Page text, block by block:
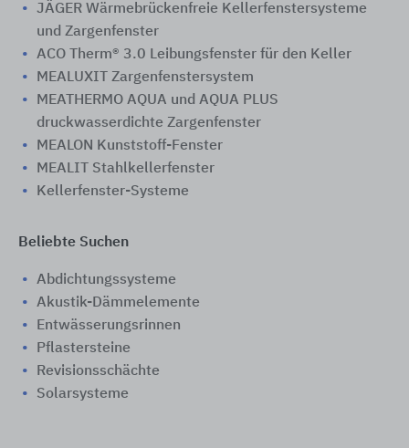
JÄGER Wärmebrückenfreie Kellerfenstersysteme
und Zargenfenster
ACO Therm® 3.0 Leibungsfenster für den Keller
MEALUXIT Zargenfenstersystem
MEATHERMO AQUA und AQUA PLUS
druckwasserdichte Zargenfenster
MEALON Kunststoff-Fenster
MEALIT Stahlkellerfenster
Kellerfenster-Systeme
Beliebte Suchen
Abdichtungssysteme
Akustik-Dämmelemente
Entwässerungsrinnen
Pflastersteine
Revisionsschächte
Solarsysteme